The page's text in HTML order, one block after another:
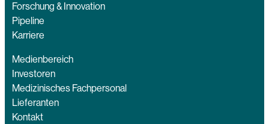
Forschung & Innovation
Pipeline
Karriere
Medienbereich
Investoren
Medizinisches Fachpersonal
Lieferanten
Kontakt